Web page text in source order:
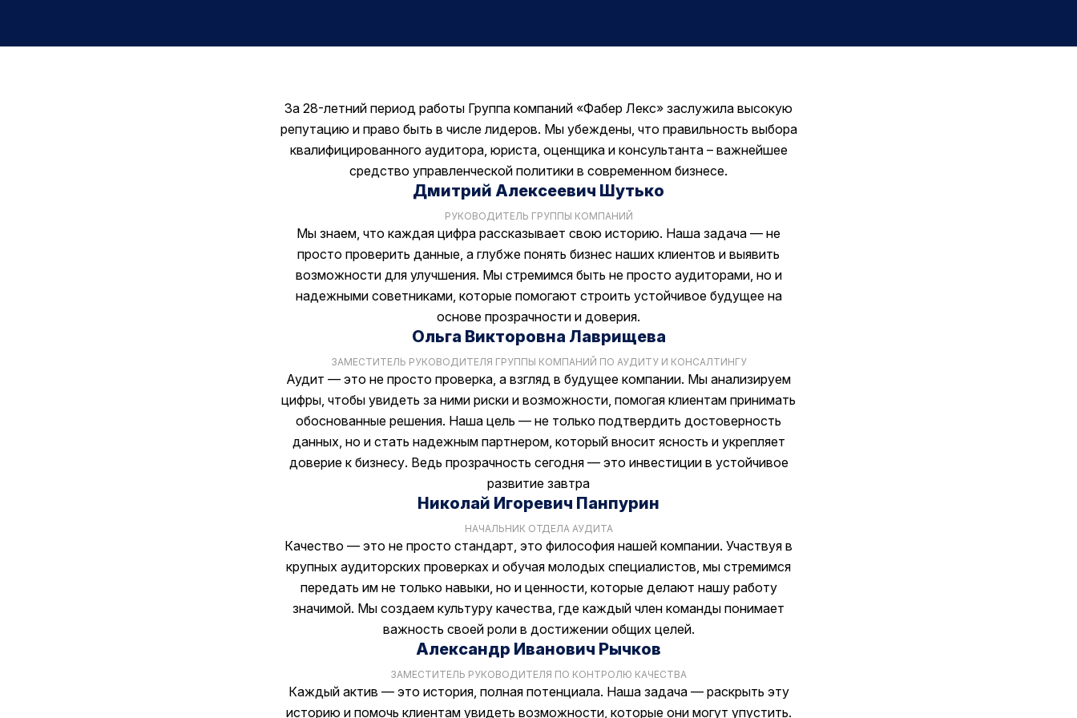
За 28-летний период работы Группа компаний «Фабер Лекс» заслужила высокую
репутацию и право быть в числе лидеров. Мы убеждены, что правильность выбора
квалифицированного аудитора, юриста, оценщика и консультанта – важнейшее
средство управленческой политики в современном бизнесе.
Дмитрий Алексеевич Шутько
РУКОВОДИТЕЛЬ ГРУППЫ КОМПАНИЙ
Мы знаем, что каждая цифра рассказывает свою историю. Наша задача — не
просто проверить данные, а глубже понять бизнес наших клиентов и выявить
возможности для улучшения. Мы стремимся быть не просто аудиторами, но и
надежными советниками, которые помогают строить устойчивое будущее на
основе прозрачности и доверия.
Ольга Викторовна Лаврищева
ЗАМЕСТИТЕЛЬ РУКОВОДИТЕЛЯ ГРУППЫ КОМПАНИЙ ПО АУДИТУ И КОНСАЛТИНГУ
Аудит — это не просто проверка, а взгляд в будущее компании. Мы анализируем
цифры, чтобы увидеть за ними риски и возможности, помогая клиентам принимать
обоснованные решения. Наша цель — не только подтвердить достоверность
данных, но и стать надежным партнером, который вносит ясность и укрепляет
доверие к бизнесу. Ведь прозрачность сегодня — это инвестиции в устойчивое
развитие завтра
Николай Игоревич Панпурин
НАЧАЛЬНИК ОТДЕЛА АУДИТА
Качество — это не просто стандарт, это философия нашей компании. Участвуя в
крупных аудиторских проверках и обучая молодых специалистов, мы стремимся
передать им не только навыки, но и ценности, которые делают нашу работу
значимой. Мы создаем культуру качества, где каждый член команды понимает
важность своей роли в достижении общих целей.
Александр Иванович Рычков
ЗАМЕСТИТЕЛЬ РУКОВОДИТЕЛЯ ПО КОНТРОЛЮ КАЧЕСТВА
Каждый актив — это история, полная потенциала. Наша задача — раскрыть эту
историю и помочь клиентам увидеть возможности, которые они могут упустить.